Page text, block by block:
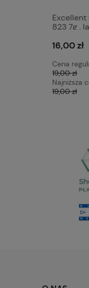
Excellent
823 7g ,
16,00 zł
Cena
19,00 zł
Najniższa
19,00 zł